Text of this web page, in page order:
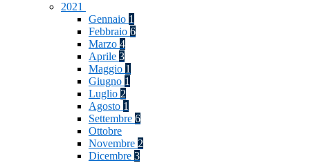
2021
Gennaio 1
Febbraio 6
Marzo 4
Aprile 3
Maggio 1
Giugno 1
Luglio 2
Agosto 1
Settembre 6
Ottobre
Novembre 2
Dicembre 3